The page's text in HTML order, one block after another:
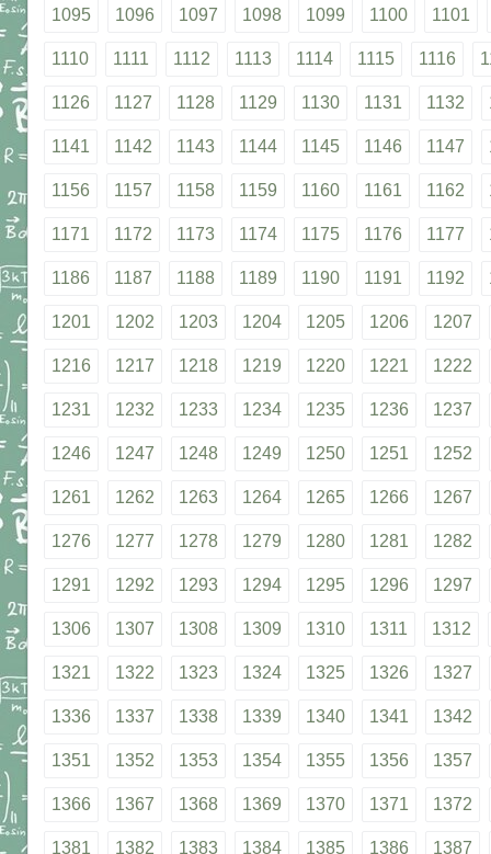
1095 1096 1097 1098 1099 1100 1101
1110 1111 1112 1113 1114 1115 1116
1126 1127 1128 1129 1130 1131 1132
1141 1142 1143 1144 1145 1146 1147
1156 1157 1158 1159 1160 1161 1162
1171 1172 1173 1174 1175 1176 1177
1186 1187 1188 1189 1190 1191 1192
1201 1202 1203 1204 1205 1206 1207
1216 1217 1218 1219 1220 1221 1222
1231 1232 1233 1234 1235 1236 1237
1246 1247 1248 1249 1250 1251 1252
1261 1262 1263 1264 1265 1266 1267
1276 1277 1278 1279 1280 1281 1282
1291 1292 1293 1294 1295 1296 1297
1306 1307 1308 1309 1310 1311 1312
1321 1322 1323 1324 1325 1326 1327
1336 1337 1338 1339 1340 1341 1342
1351 1352 1353 1354 1355 1356 1357
1366 1367 1368 1369 1370 1371 1372
1381 1382 1383 1384 1385 1386 1387